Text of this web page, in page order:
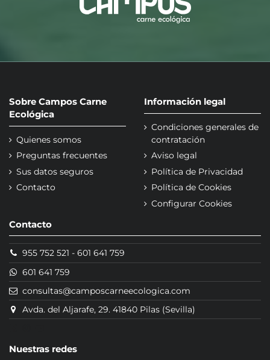
Sobre Campos Carne
Ecológica
Quienes somos
Preguntas frecuentes
Sus datos seguros
Contacto
Información legal
Condiciones generales de
contratación
Aviso legal
Política de Privacidad
Política de Cookies
Configurar Cookies
Contacto
955 752 521 -601 641 759
601 641 759
consultas@camposcarneecologica.com
Avda. del Aljarafe, 29. 41840 Pilas (Sevilla)
Nuestras redes